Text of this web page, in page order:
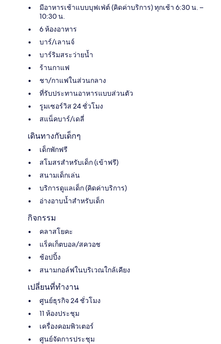
มีอาหารเช้าแบบบุฟเฟ่ต์ (คิดค่าบริการ) ทุกเช้า 6:30 น. –
10:30 น.
6 ห้องอาหาร
บาร์/เลานจ์
บาร์ริมสระว่ายน้ำ
ร้านกาแฟ
ชา/กาแฟในส่วนกลาง
ที่รับประทานอาหารแบบส่วนตัว
รูมเซอร์วิส 24 ชั่วโมง
สแน็คบาร์/เดลี่
เดินทางกับเด็กๆ
เด็กพักฟรี
สโมสรสำหรับเด็ก (เข้าฟรี)
สนามเด็กเล่น
บริการดูแลเด็ก (คิดค่าบริการ)
อ่างอาบน้ำสำหรับเด็ก
กิจกรรม
คลาสโยคะ
แร็คเก็ตบอล/สควอช
ช้อปปิ้ง
สนามกอล์ฟในบริเวณใกล้เคียง
เปลี่ยนที่ทำงาน
ศูนย์ธุรกิจ 24 ชั่วโมง
11 ห้องประชุม
เครื่องคอมพิวเตอร์
ศูนย์จัดการประชุม